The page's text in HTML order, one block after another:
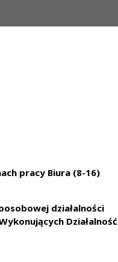
pracy Biura (8-16)
działalności
Działalność